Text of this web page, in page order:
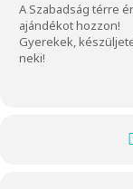
A Szabadság térre
ajándékot hozzon!
Gyerekek,
neki!